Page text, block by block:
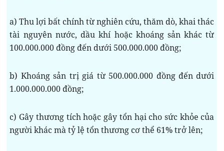
a) Thu lợi bất chính từ nghiên cứu, thăm dò, khai thác
tài nguyên nước, dầu khí hoặc khoáng sản khác từ
100.000.000 đồng đến dưới 500.000.000 đồng;
b) Khoáng sản trị giá từ 500.000.000 đồng đến dưới
1.000.000.000 đồng;
c) Gây thương tích hoặc gây tổn hại cho sức khỏe của
người khác mà tỷ lệ tổn thương cơ thể 61% trở lên;